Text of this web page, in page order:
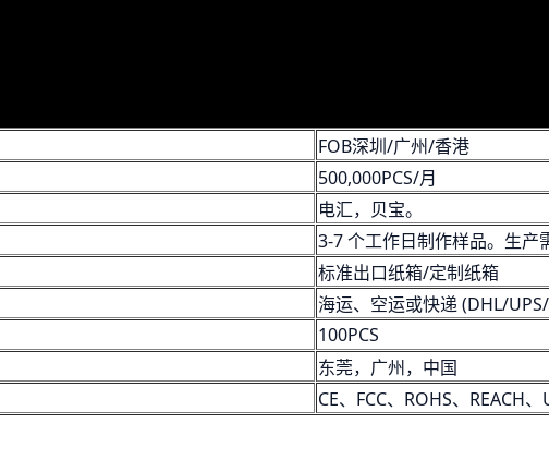
FOB深圳/广州/香港
500,000PCS/月
电汇，贝宝。
3-7 个工作日制作样品。生产
标准出口纸箱/定制纸箱
海运、空运或快递 (DHL/UPS/
100PCS
东莞，广州，中国
CE、FCC、ROHS、REACH、